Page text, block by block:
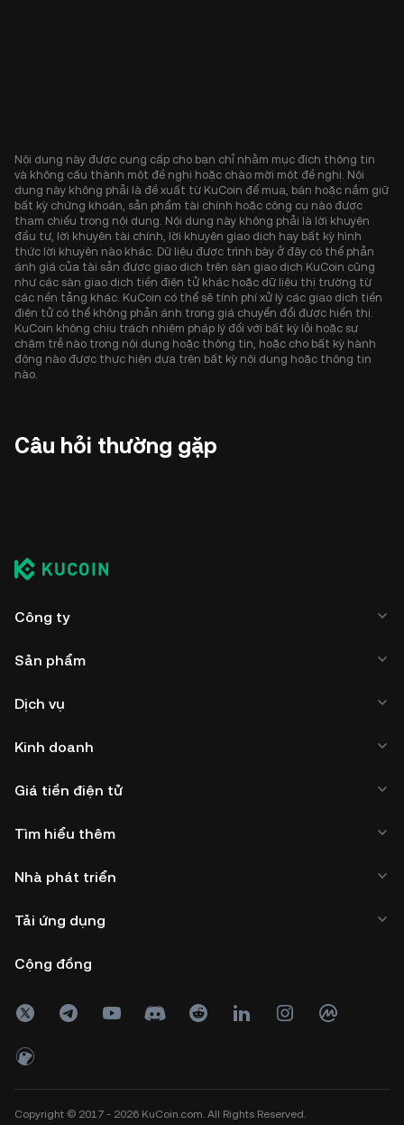
Nội dung này được cung cấp cho bạn chỉ nhằm mục đích thông tin
và không cấu thành một đề nghị hoặc chào mời một đề nghị. Nội
dung này không phải là đề xuất từ KuCoin để mua, bán hoặc nắm giữ
bất kỳ chứng khoán, sản phẩm tài chính hoặc công cụ nào được
tham chiếu trong nội dung. Nội dung này không phải là lời khuyên
đầu tư, lời khuyên tài chính, lời khuyên giao dịch hay bất kỳ hình
thức lời khuyên nào khác. Dữ liệu được trình bày ở đây có thể phản
ánh giá của tài sản được giao dịch trên sàn giao dịch KuCoin cũng
như các sàn giao dịch tiền điện tử khác hoặc dữ liệu thị trường từ
các nền tảng khác. KuCoin có thể sẽ tính phí xử lý các giao dịch tiền
điện tử có thể không phản ánh trong giá chuyển đổi được hiển thị.
KuCoin không chịu trách nhiệm pháp lý đối với bất kỳ lỗi hoặc sự
chậm trễ nào trong nội dung hoặc thông tin, hoặc cho bất kỳ hành
động nào được thực hiện dựa trên bất kỳ nội dung hoặc thông tin
nào.
Câu hỏi thường gặp
Công ty
Sản phẩm
Dịch vụ
Kinh doanh
Giá tiền điện tử
Tìm hiểu thêm
Nhà phát triển
Tải ứng dụng
Cộng đồng
Copyright © 2017 - 2026 KuCoin.com. All Rights Reserved.